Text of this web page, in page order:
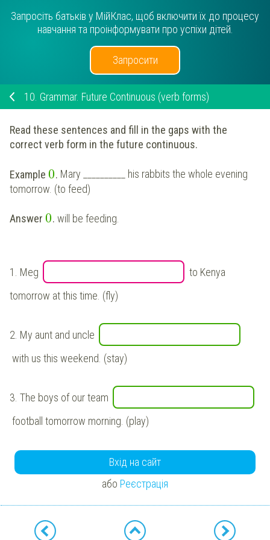
Запросіть батьків у МійКлас, щоб включити їх до процесу
навчання та проінформувати про успіхи дітей.
Запросити
10. Grammar. Future Continuous (verb forms)
Read these sentences and fill in the gaps with the
correct verb form in the future continuous.
Example 0. Mary __________ his rabbits the whole evening
tomorrow. (to feed)
Answer 0. will be feeding.
1. Meg
to Kenya
tomorrow at this time. (fly)
2. My aunt and uncle
with us this weekend. (stay)
3. The boys of our team
football tomorrow morning. (play)
Вхід на сайт
або Реєстрація